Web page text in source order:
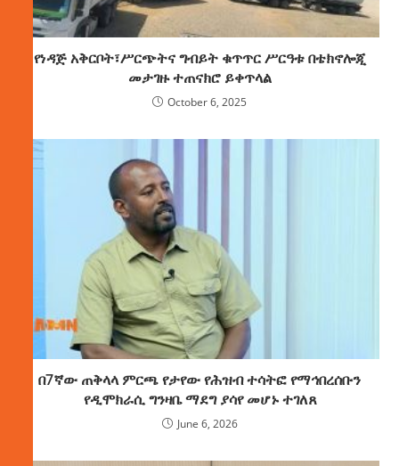
የነዳጅ አቅርቦት፣ሥርጭትና ግብይት ቁጥጥር ሥርዓቱ በቴክኖሎጂ
መታገዙ ተጠናክሮ ይቀጥላል
October 6, 2025
በ7ኛው ጠቅላላ ምርጫ የታየው የሕዝብ ተሳትፎ የማኅበረሰቡን
የዲሞክራሲ ግንዛቤ ማደግ ያሳየ መሆኑ ተገለጸ
June 6, 2026